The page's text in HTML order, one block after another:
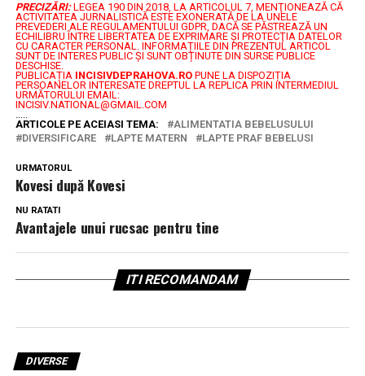
PRECIZĂRI: LEGEA 190 DIN 2018, LA ARTICOLUL 7, MENŢIONEAZĂ CĂ
ACTIVITATEA JURNALISTICĂ ESTE EXONERATĂ DE LA UNELE
PREVEDERI ALE REGULAMENTULUI GDPR, DACĂ SE PĂSTREAZĂ UN
ECHILIBRU ÎNTRE LIBERTATEA DE EXPRIMARE ŞI PROTECŢIA DATELOR
CU CARACTER PERSONAL. INFORMAȚIILE DIN PREZENTUL ARTICOL
SUNT DE INTERES PUBLIC ȘI SUNT OBȚINUTE DIN SURSE PUBLICE
DESCHISE.
PUBLICAȚIA INCISIVDEPRAHOVA.ROPUNE LA DISPOZIȚIA
PERSOANELOR INTERESATE DREPTUL LA REPLICA PRIN INTERMEDIUL
URMĂTORULUI EMAIL:
INCISIV.NATIONAL@GMAIL.COM
.....
ARTICOLE PE ACEIASI TEMA:
ALIMENTATIA BEBELUSULUI
DIVERSIFICARE
LAPTE MATERN LAPTE PRAF BEBELUSI
URMATORUL
Kovesi după Kovesi
NU RATATI
Avantajele unui rucsac pentru tine
ITI RECOMANDAM
DIVERSE